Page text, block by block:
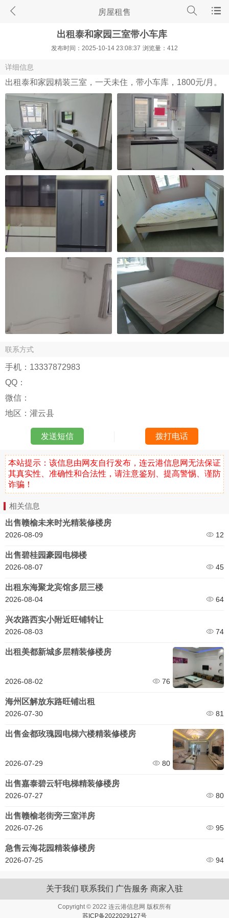
房屋租售
出租泰和家园三室带小车库
发布时间：2025-10-14 23:08:37 浏览量：412
详细信息
出租泰和家园精装三室，一天未住，带小车库，1800元/月。
联系方式
手机： 13337872983
QQ：
微信：
地区： 灌云县
发送短信 拨打电话
本站提示：该信息由网友自行发布，连云港信息网无法保证
其真实性、准确性和合法性，请注意鉴别、提高警惕、谨防
诈骗！
相关信息
出售赣榆未来时光精装修楼房
2026-08-09 12
出售碧桂园豪园电梯楼
2026-08-07 45
出租东海聚龙宾馆多层三楼
2026-08-04 64
兴农路西实小附近旺铺转让
2026-08-03 74
出租美都新城多层精装修楼房
2026-08-02 76
海州区解放东路旺铺出租
2026-07-30 81
出售金都玫瑰园电梯六楼精装修楼房
2026-07-29 80
出售嘉泰碧云轩电梯精装修楼房
2026-07-27 80
出售赣榆老街旁三室洋房
2026-07-26 95
急售云海花园精装修楼房
2026-07-25 94
关于我们 联系我们 广告服务 商家入驻
Copyright © 2022 连云港信息网 版权所有
苏ICP备2022029127号